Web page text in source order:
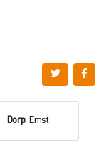
Dorp: Emst